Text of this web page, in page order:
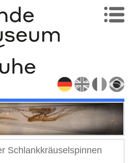
Schlankkräuselspinnen